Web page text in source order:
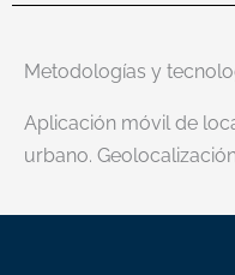
Metodologías y
Aplicación móvil de
urbano.